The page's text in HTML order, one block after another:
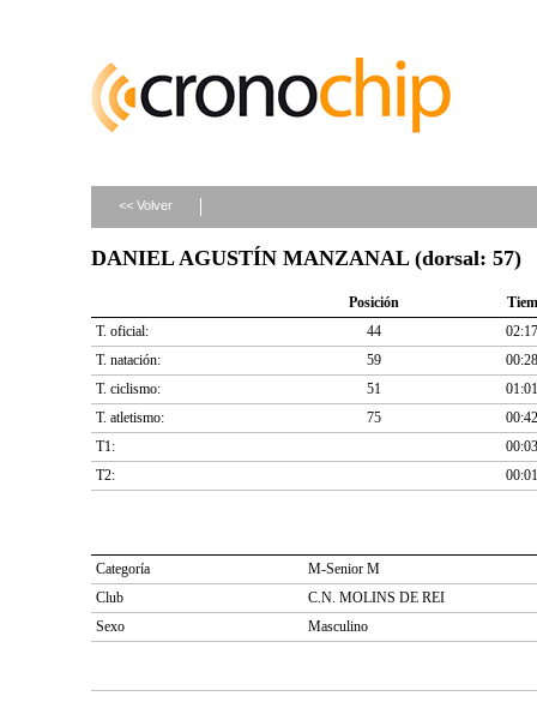
<< Volver
DANIEL AGUSTÍN MANZANAL (dorsal: 57)
Posición
T. oficial:
44
T. natación:
59
T. ciclismo:
51
T. atletismo:
75
T1:
T2:
Categoría
M-Senior M
Club
C.N. MOLINS DE REI
Sexo
Masculino